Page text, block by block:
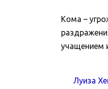
Кома –
учащением
Луиза